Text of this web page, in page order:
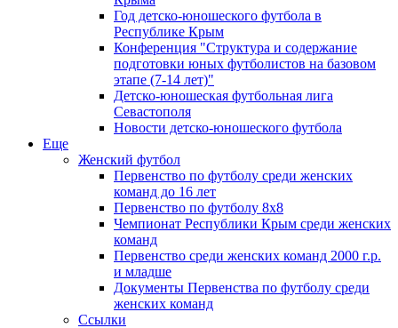
Год детско-юношеского футбола в
Республике Крым
Конференция "Структура и содержание
подготовки юных футболистов на базовом
этапе (7-14 лет)"
Детско-юношеская футбольная лига
Севастополя
Новости детско-юношеского футбола
Еще
Женский футбол
Первенство по футболу среди женских
команд до 16 лет
Первенство по футболу 8х8
Чемпионат Республики Крым среди женских
команд
Первенство среди женских команд 2000 г.р.
и младше
Документы Первенства по футболу среди
женских команд
Ссылки